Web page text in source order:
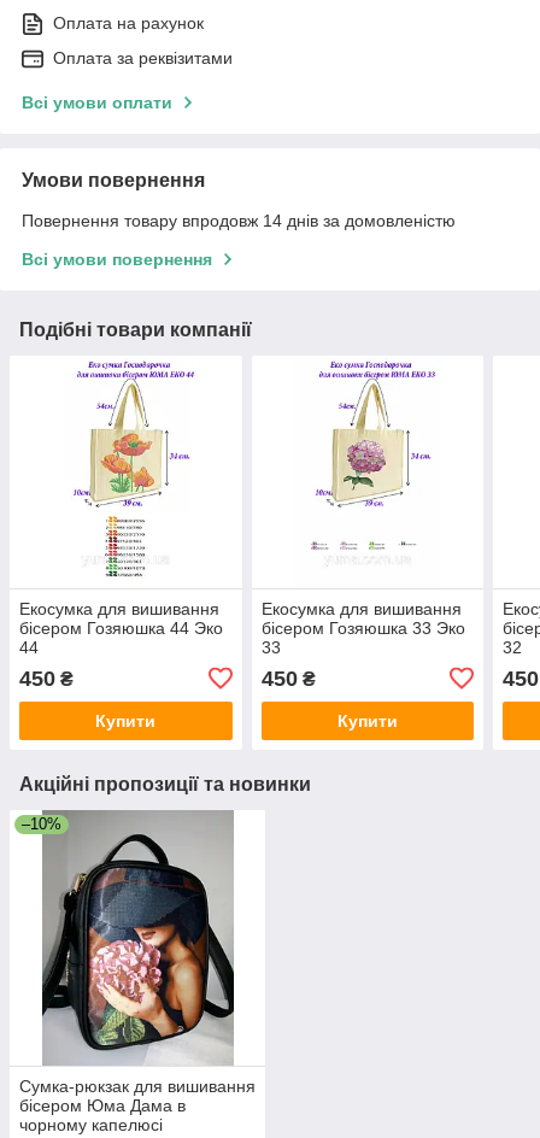
Оплата на рахунок
Оплата за реквізитами
Всі умови оплати
Умови повернення
Повернення товару впродовж 14 днів за домовленістю
Всі умови повернення
Подібні товари компанії
Екосумка для вишивання
бісером Гозяюшка 44 Эко
44
450 ₴
Купити
Екосумка для вишивання
бісером Гозяюшка 33 Эко
33
450₴
Купити
32
450
Акційні пропозиції та новинки
–10%
Сумка-рюкзак для вишивання
бісером Юма Дама в
чорному капелюсі